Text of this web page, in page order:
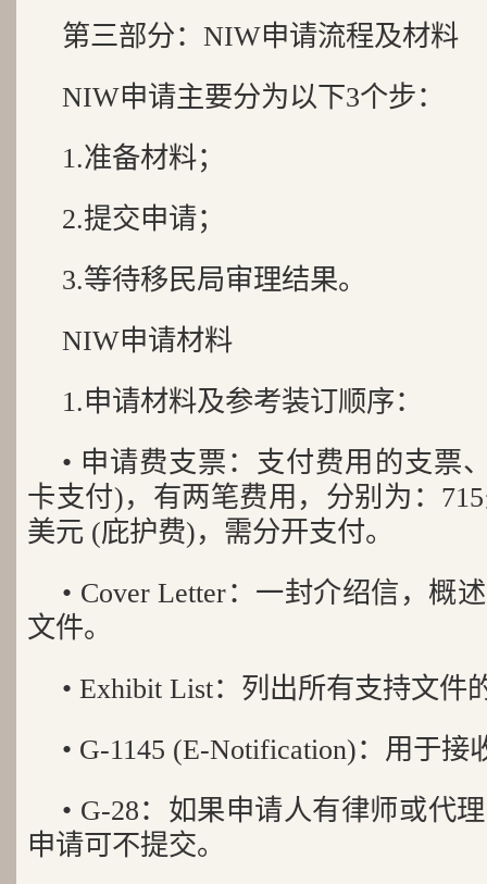
第三部分：NIW申请流程及材料
NIW申请主要分为以下3个步：
1.准备材料；
2.提交申请；
3.等待移民局审理结果。
NIW申请材料
1.申请材料及参考装订顺序：
• 申请费支票：支付费用的支票
卡支付)，有两笔费用，分别为：
美元 (庇护费)，需分开支付。
• Cover Letter：一封介绍信，概
文件。
• Exhibit List：列出所有支持文件
• G-1145 (E-Notification)：用于
• G-28：如果申请人有律师或代
申请可不提交。